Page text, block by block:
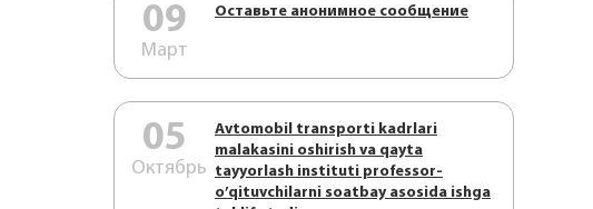
09
Март
Оставьте анонимное сообщение
05
Октябрь
Аvtоmоbil trаnspоrti kаdrlаri
mаlаkаsini оshirish vа qаytа
tаyyorlаsh instituti prоfеssоr-
o’qituvchilаrni sоаtbаy аsоsidа ishgа